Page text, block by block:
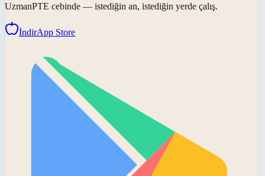
UzmanPTE cebinde — istediğin an, istediğin yerde çalış.
İndirApp Store